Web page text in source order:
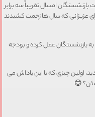
بازنشستگان امسال تقریباً سه برابر
عزیزانی که سال ها زحمت کشیدند
بازنشستگان عمل کرده و بودجه
اولین چیزی که با این پاداش می
😊